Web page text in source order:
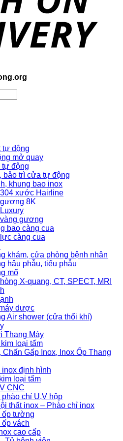
động
mở quay
động
bảo trì cửa tự động
khung bao inox
xước Hairline
8K
gương
bao càng cua
càng cua
khám, cửa phòng bệnh nhân
hậu phẫu, tiểu phẫu
mổ
X-quang, CT, SPECT, MRI
dược
Air shower (cửa thổi khí)
Thang Máy
loại tấm
Chấn Gấp Inox, Inox Ốp Thang
định hình
loại tấm
CNC
chỉ U,V hộp
thất inox – Phào chỉ inox
ốp tường
ốp vách
cao cấp